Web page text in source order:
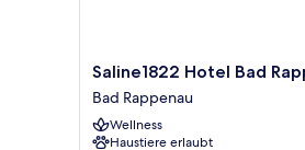
Screen
Television
anzeigen
And
Tea
Maker,
Flat
Screen
Saline1822
Hotel
Bad
Rappenau
Saline1822 Hotel Bad
Bad Rappenau
Wellness
Haustiere erlaubt